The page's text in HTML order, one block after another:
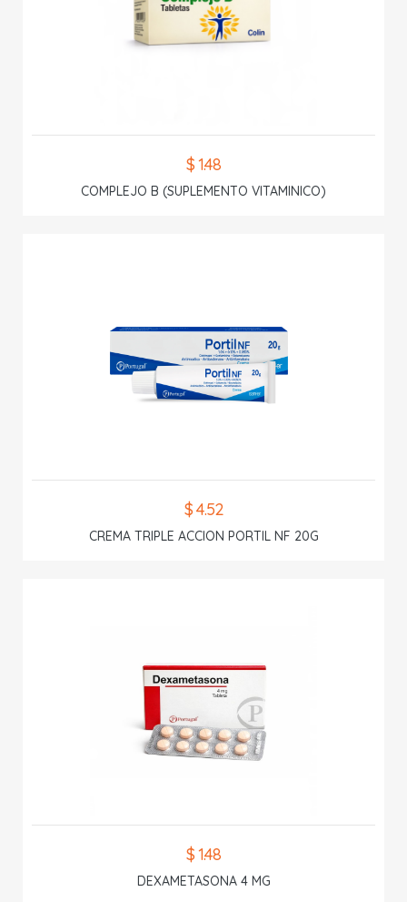
$ 1.48
COMPLEJO B (SUPLEMENTO VITAMINICO)
$ 4.52
CREMA TRIPLE ACCION PORTIL NF 20G
$ 1.48
DEXAMETASONA 4 MG